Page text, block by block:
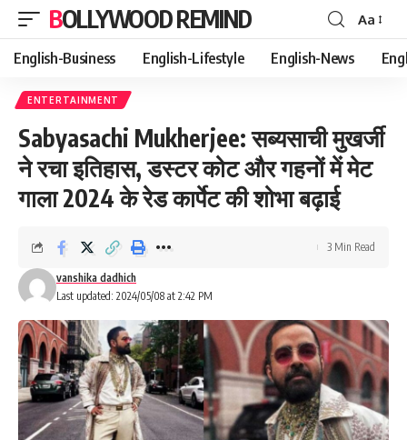
BOLLYWOOD REMIND
Font
Resizer
Aa
English-Business English-Lifestyle English-News
ENTERTAINMENT
Sabyasachi Mukherjee: सब्यसाची मुखर्जी
ने रचा इतिहास, डस्टर कोट और गहनों में मेट
गाला 2024 के रेड कार्पेट की शोभा बढ़ाई
Last updated: 2024/05/08 at 2:42 PM
vanshika dadhich
3 Min Read